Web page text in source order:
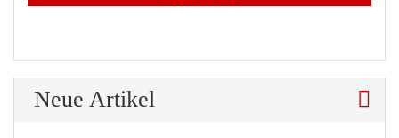
Neue Artikel